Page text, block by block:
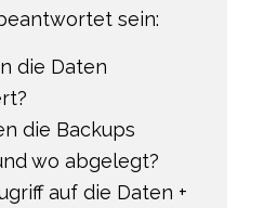
sein:
die Daten
die Backups
wo abgelegt?
auf die Daten +